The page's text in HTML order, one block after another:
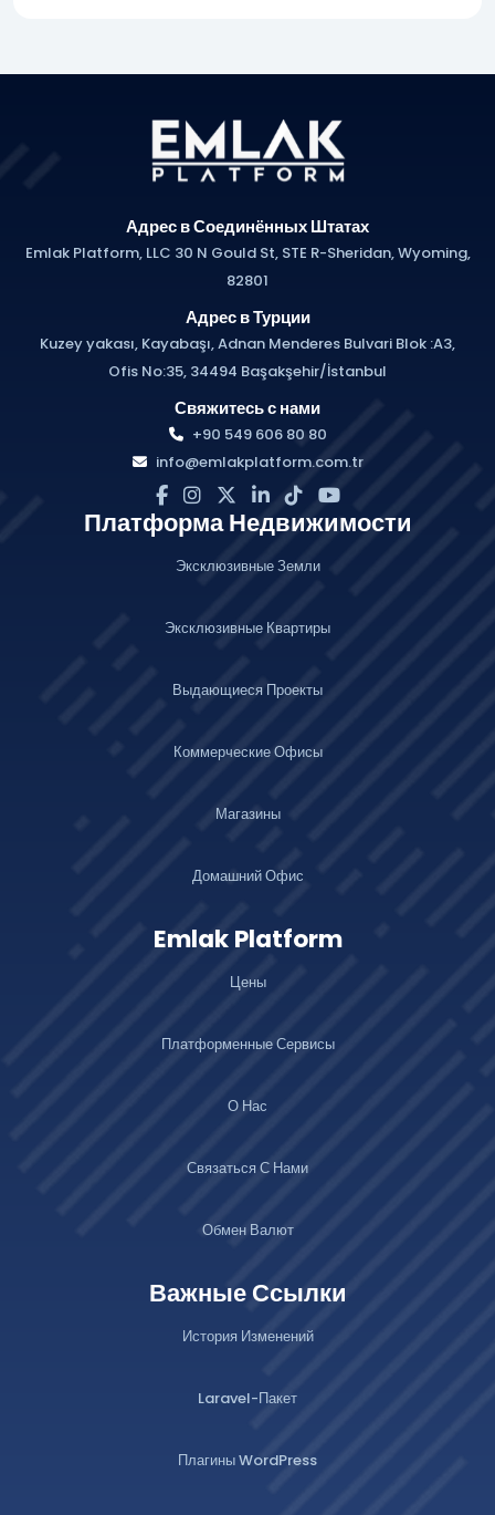
Адрес в Соединённых Штатах
Emlak Platform, LLC 30 N Gould St, STE R-Sheridan, Wyoming,
82801
Адрес в Турции
Kuzey yakası, Kayabaşı, Adnan Menderes Bulvari Blok :A3,
Ofis No:35, 34494 Başakşehir/İstanbul
Свяжитесь с нами
+90 549 606 80 80
info@emlakplatform.com.tr
Платформа Недвижимости
Эксклюзивные Земли
Эксклюзивные Квартиры
Выдающиеся Проекты
Коммерческие Офисы
Магазины
Домашний Офис
Emlak Platform
Цены
Платформенные Сервисы
О Нас
Связаться С Нами
Обмен Валют
Важные Ссылки
История Изменений
Laravel-Пакет
Плагины WordPress